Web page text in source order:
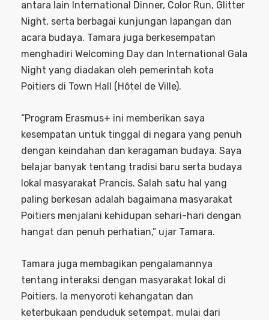
antara lain International Dinner, Color Run, Glitter
Night, serta berbagai kunjungan lapangan dan
acara budaya. Tamara juga berkesempatan
menghadiri Welcoming Day dan International Gala
Night yang diadakan oleh pemerintah kota
Poitiers di Town Hall (Hôtel de Ville).
“Program Erasmus+ ini memberikan saya
kesempatan untuk tinggal di negara yang penuh
dengan keindahan dan keragaman budaya. Saya
belajar banyak tentang tradisi baru serta budaya
lokal masyarakat Prancis. Salah satu hal yang
paling berkesan adalah bagaimana masyarakat
Poitiers menjalani kehidupan sehari-hari dengan
hangat dan penuh perhatian,” ujar Tamara.
Tamara juga membagikan pengalamannya
tentang interaksi dengan masyarakat lokal di
Poitiers. Ia menyoroti kehangatan dan
keterbukaan penduduk setempat, mulai dari